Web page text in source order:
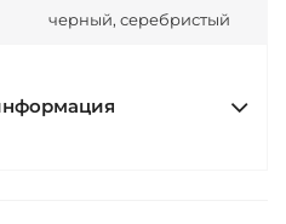
черный, серебристый